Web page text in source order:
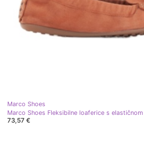
Marco Shoes
Marco Shoes Fleksibilne loaferice s
73,57 €